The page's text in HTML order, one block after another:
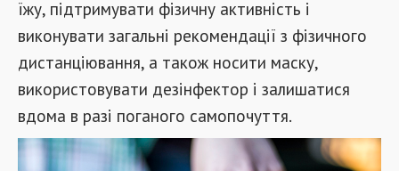
їжу, підтримувати фізичну активність і
виконувати загальні рекомендації з фізичного
дистанціювання, а також носити маску,
використовувати дезінфектор і залишатися
вдома в разі поганого самопочуття.